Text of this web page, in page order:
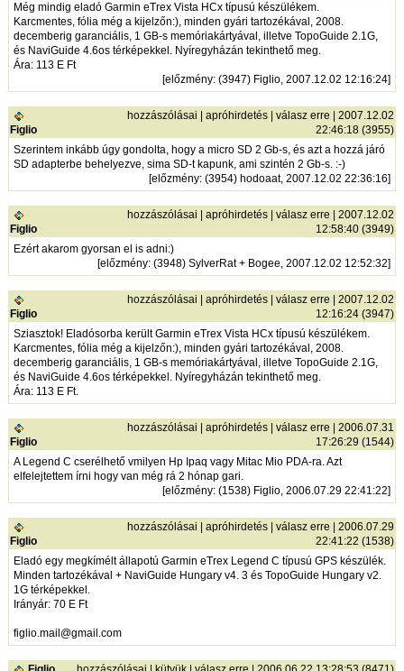
Még mindig eladó Garmin eTrex Vista HCx típusú készülékem.
Karcmentes, fólia még a kijelzőn:), minden gyári tartozékával, 2008.
decemberig garanciális, 1 GB-s memóriakártyával, illetve TopoGuide 2.1G,
és NaviGuide 4.6os térképekkel. Nyíregyházán tekinthető meg.
Ára: 113 E Ft
[előzmény: (3947) Figlio, 2007.12.02 12:16:24]
Figlio
hozzászólásai |apróhirdetés |válasz erre | 2007.12.02
22:46:18 (3955)
Szerintem inkább úgy gondolta, hogy a micro SD 2 Gb-s, és azt a hozzá járó
SD adapterbe behelyezve, sima SD-t kapunk, ami szintén 2 Gb-s. :-)
[előzmény: (3954) hodoaat, 2007.12.02 22:36:16]
Figlio
hozzászólásai |apróhirdetés |válasz erre | 2007.12.02
12:58:40 (3949)
Ezért akarom gyorsan el is adni:)
[előzmény: (3948) SylverRat + Bogee, 2007.12.02 12:52:32]
Figlio
hozzászólásai |apróhirdetés |válasz erre | 2007.12.02
12:16:24 (3947)
Sziasztok! Eladósorba került Garmin eTrex Vista HCx típusú készülékem.
Karcmentes, fólia még a kijelzőn:), minden gyári tartozékával, 2008.
decemberig garanciális, 1 GB-s memóriakártyával, illetve TopoGuide 2.1G,
és NaviGuide 4.6os térképekkel. Nyíregyházán tekinthető meg.
Ára: 113 E Ft.
Figlio
hozzászólásai |apróhirdetés |válasz erre | 2006.07.31
17:26:29 (1544)
A Legend C cserélhető vmilyen Hp Ipaq vagy Mitac Mio PDA-ra. Azt
elfelejtettem írni hogy van még rá 2 hónap gari.
[előzmény: (1538) Figlio, 2006.07.29 22:41:22]
Figlio
hozzászólásai |apróhirdetés |válasz erre | 2006.07.29
22:41:22 (1538)
Eladó egy megkímélt állapotú Garmin eTrex Legend C típusú GPS készülék.
Minden tartozékával + NaviGuide Hungary v4. 3 és TopoGuide Hungary v2.
1G térképekkel.
Irányár: 70 E Ft
figlio.mail@gmail.com